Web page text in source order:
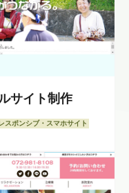
サイト制作
スポンシブ・スマホサイト